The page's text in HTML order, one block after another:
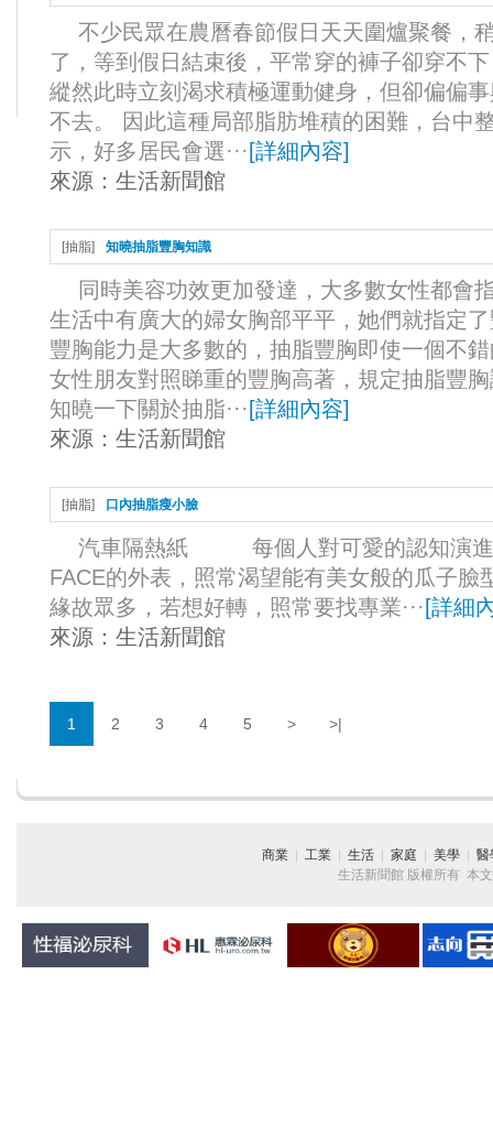
不少民眾在農曆春節假日天天圍爐聚餐，
了，等到假日結束後，平常穿的褲子卻穿不
縱然此時立刻渴求積極運動健身，但卻偏偏
不去。 因此這種局部脂肪堆積的困難，台中
示，好多居民會選··· [詳細內容]
來源： 生活新聞館
[抽脂] 知曉抽脂豐胸知識
同時美容功效更加發達，大多數女性都會
生活中有廣大的婦女胸部平平，她們就指定
豐胸能力是大多數的，抽脂豐胸即使一個不
女性朋友對照睇重的豐胸高著，規定抽脂豐
知曉一下關於抽脂··· [詳細內容]
來源： 生活新聞館
[抽脂] 口內抽脂瘦小臉
汽車隔熱紙 每個人對可愛的認知演進
FACE的外表，照常渴望能有美女般的瓜子臉
緣故眾多，若想好轉，照常要找專業··· [詳細
來源： 生活新聞館
1 2 3 4 5 > >|
商業 工業 生活 家庭 美學
醫
生活新聞館 版權所有 本